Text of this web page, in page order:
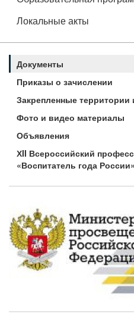
Локальные акты
Документы
Приказы о зачислении
Закрепленные территории
Фото и видео материалы
Объявления
ХII Всероссийский
«Воспитатель года России»